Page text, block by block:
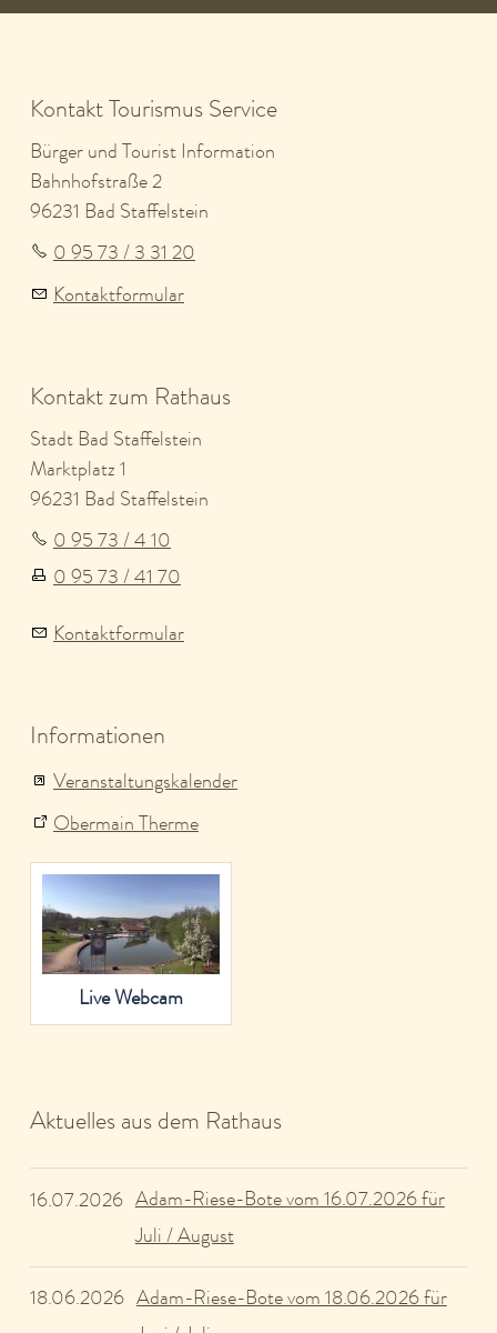
Kontakt Tourismus Service
Bürger und Tourist Information
Bahnhofstraße 2
96231 Bad Staffelstein
0 95 73 / 3 31 20
Kontaktformular
Kontakt zum Rathaus
Stadt Bad Staffelstein
Marktplatz 1
96231 Bad Staffelstein
0 95 73 / 4 10
0 95 73 / 41 70
Kontaktformular
Informationen
Veranstaltungskalender
Obermain Therme
Live Webcam
Aktuelles aus dem Rathaus
16.07.2026 Adam-Riese-Bote vom 16.07.2026 für
Juli / August
18.06.2026 Adam-Riese-Bote vom 18.06.2026 für